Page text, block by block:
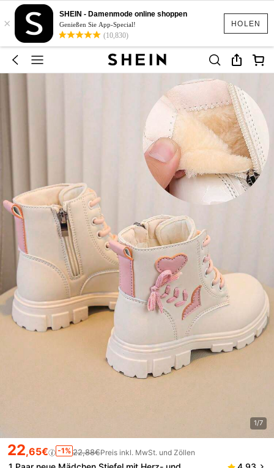
HOLEN
×
SHEIN - Damenmode online shoppen
Genießen Sie App-Special!
(10,830)
1/7
22,65€ -1% 22,88€Preis inkl. MwSt. und Zöllen